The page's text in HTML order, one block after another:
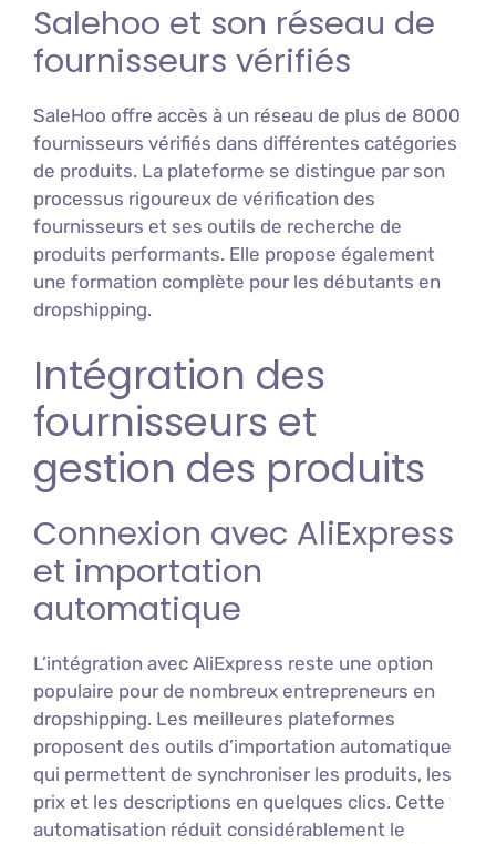
Salehoo et son réseau de
fournisseurs vérifiés
SaleHoo offre accès à un réseau de plus de 8000
fournisseurs vérifiés dans différentes catégories
de produits. La plateforme se distingue par son
processus rigoureux de vérification des
fournisseurs et ses outils de recherche de
produits performants. Elle propose également
une formation complète pour les débutants en
dropshipping.
Intégration des
fournisseurs et
gestion des produits
Connexion avec AliExpress
et importation
automatique
L’intégration avec AliExpress reste une option
populaire pour de nombreux entrepreneurs en
dropshipping. Les meilleures plateformes
proposent des outils d’importation automatique
qui permettent de synchroniser les produits, les
prix et les descriptions en quelques clics. Cette
automatisation réduit considérablement le